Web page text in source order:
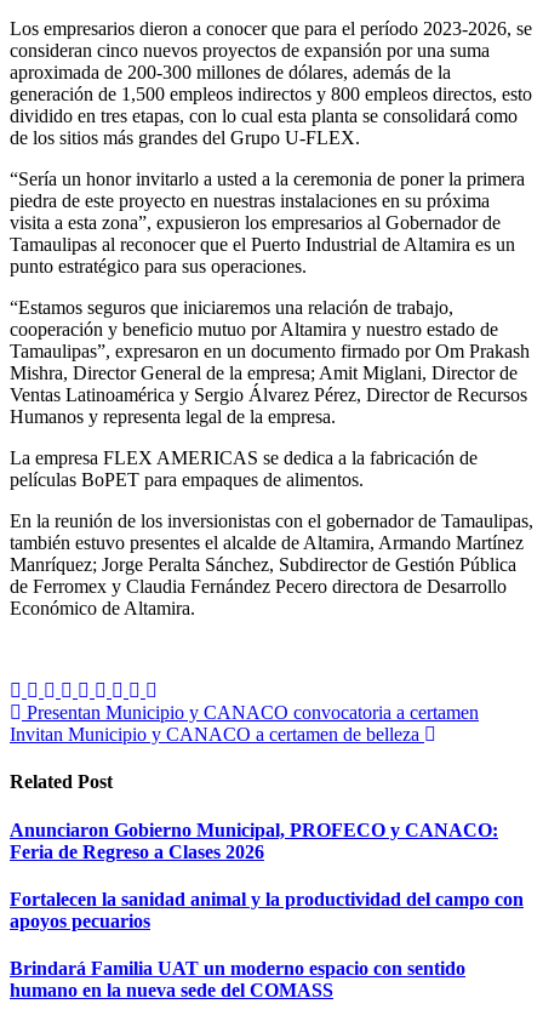
Los empresarios dieron a conocer que para el período 2023-2026, se
consideran cinco nuevos proyectos de expansión por una suma
aproximada de 200-300 millones de dólares, además de la
generación de 1,500 empleos indirectos y 800 empleos directos, esto
dividido en tres etapas, con lo cual esta planta se consolidará como
de los sitios más grandes del Grupo U-FLEX.
“Sería un honor invitarlo a usted a la ceremonia de poner la primera
piedra de este proyecto en nuestras instalaciones en su próxima
visita a esta zona”, expusieron los empresarios al Gobernador de
Tamaulipas al reconocer que el Puerto Industrial de Altamira es un
punto estratégico para sus operaciones.
“Estamos seguros que iniciaremos una relación de trabajo,
cooperación y beneficio mutuo por Altamira y nuestro estado de
Tamaulipas”, expresaron en un documento firmado por Om Prakash
Mishra, Director General de la empresa; Amit Miglani, Director de
Ventas Latinoamérica y Sergio Álvarez Pérez, Director de Recursos
Humanos y representa legal de la empresa.
La empresa FLEX AMERICAS se dedica a la fabricación de
películas BoPET para empaques de alimentos.
En la reunión de los inversionistas con el gobernador de Tamaulipas,
también estuvo presentes el alcalde de Altamira, Armando Martínez
Manríquez; Jorge Peralta Sánchez, Subdirector de Gestión Pública
de Ferromex y Claudia Fernández Pecero directora de Desarrollo
Económico de Altamira.
Navegación
de
entradas
Presentan Municipio y CANACO convocatoria a certamen
Invitan Municipio y CANACO a certamen de belleza
Related Post
Anunciaron Gobierno Municipal, PROFECO y CANACO:
Feria de Regreso a Clases 2026
Fortalecen la sanidad animal y la productividad del campo con
apoyos pecuarios
Brindará Familia UAT un moderno espacio con sentido
humano en la nueva sede del COMASS